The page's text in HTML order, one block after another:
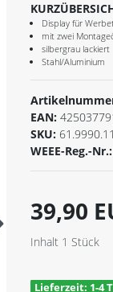
Display für
mit zwei
silbergrau lackiert
Stahl/Aluminium
EAN:
SKU:
WEEE-Reg.-Nr.:
39,90
Inhalt 1 Stück
Lieferzeit: 1-4